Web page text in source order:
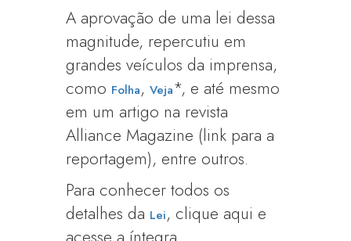
A aprovação de uma lei dessa
magnitude, repercutiu em
grandes veículos da imprensa,
como Folha,Veja*, e até mesmo
em um artigo na revista
Alliance Magazine (link para a
reportagem), entre outros.
Para conhecer todos os
detalhes da Lei, clique aqui e